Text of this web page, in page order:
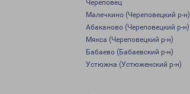
Череповец
Малечкино (Череповецкий р-н)
Абаканово (Череповецкий р-н)
Мякса (Череповецкий р-н)
Бабаево (Бабаевский р-н)
Устюжна (Устюженский р-н)